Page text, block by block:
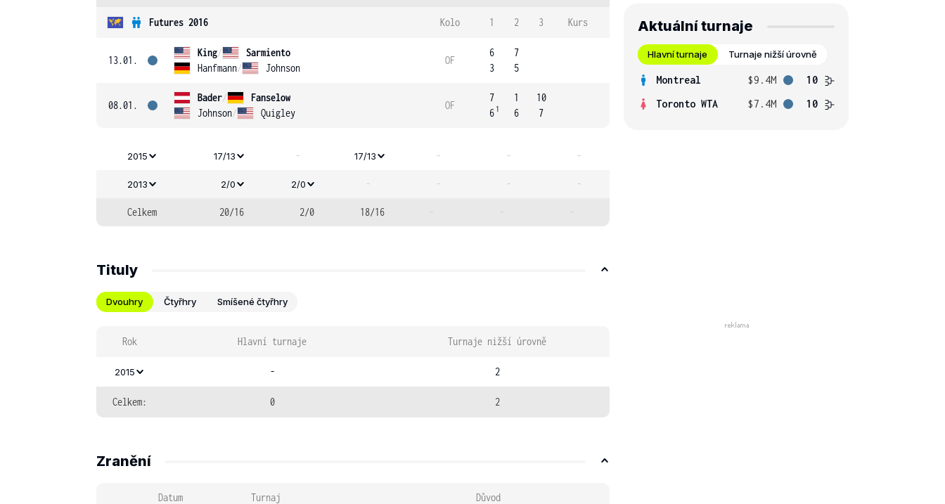
Futures 2016 Kolo 1 2 3 Kurs
13.01.
King/
Sarmiento
Hanfmann/ Johnson
OF
6
3
7
5
08.01.
Bader/
Fanselow
Johnson/ Quigley
OF
7
6 1
1
6
10
7
2015 17/13 - 17/13 - - -
2013 2/0 2/0 - - - -
Celkem 20/16 2/0 18/16 - - -
Tituly
Dvouhry Čtyřhry Smíšené čtyřhry
Rok Hlavní turnaje Turnaje nižší úrovně
2015 - 2
Celkem: 0 2
Zranění
Datum Turnaj Důvod
Aktuální turnaje
Hlavní turnaje Turnaje nižší úrovně
Montreal $9.4M
10
Toronto WTA
$7.4M 10